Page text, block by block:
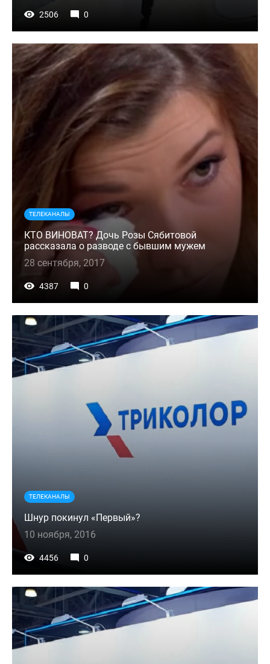
2506 0
ТЕЛЕКАНАЛЫ
КТО ВИНОВАТ? Дочь Розы Сябитовой
рассказала о разводе с бывшим мужем
28 сентября, 2017
4387 0
ТЕЛЕКАНАЛЫ
Шнур покинул «Первый»?
10 ноября, 2016
4456 0